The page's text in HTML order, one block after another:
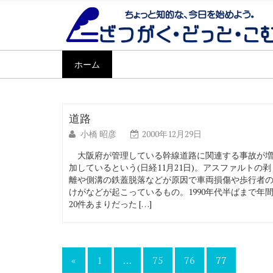
ホーム
道路
小橋 昭彦
2000年12月29日
大阪府が管理している幹線道路に関連する事故が増
加しているという(日経11月21日)。アスファルトの剥
離や側溝の鉄蓋脱落などが原因で車両損傷や歩行者の
けがなどが起こっているもの。1990年代半ばまで年間
20件あまりだった […]
投
« 1 … 75 76 77